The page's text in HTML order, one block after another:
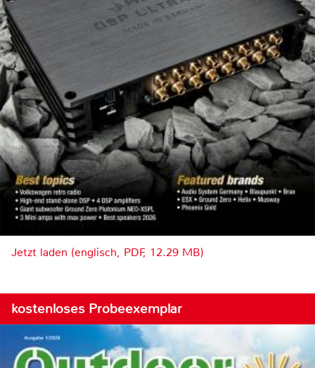
Jetzt laden (englisch, PDF, 12.29 MB)
kostenloses Probeexemplar